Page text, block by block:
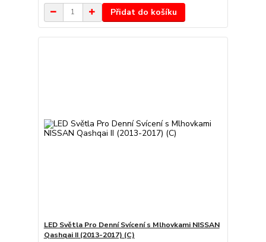
Přidat do košíku
LED Světla Pro Denní Svícení s Mlhovkami NISSAN
Qashqai II (2013-2017) (C)